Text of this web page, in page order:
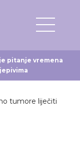
pitanje vremena